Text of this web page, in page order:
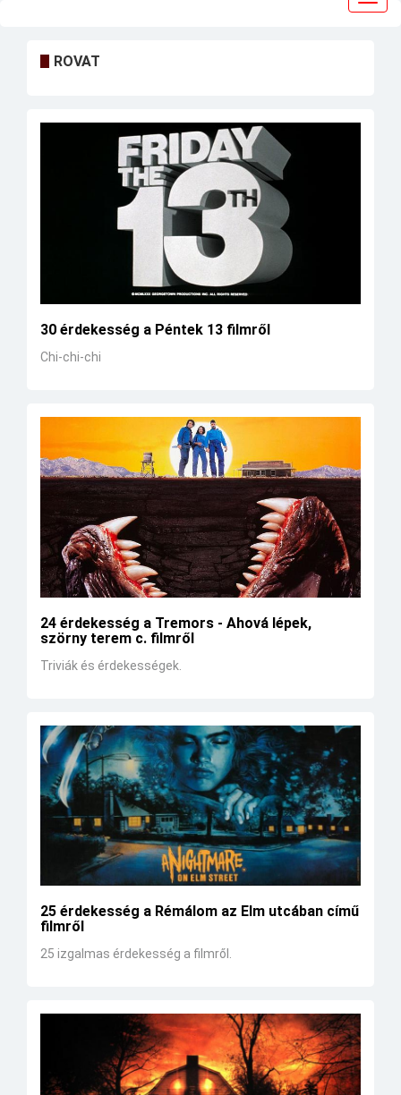
ROVAT
30 érdekesség a Péntek 13 filmről
Chi-chi-chi
24 érdekesség a Tremors - Ahová lépek,
szörny terem c. filmről
Triviák és érdekességek.
25 érdekesség a Rémálom az Elm utcában című
filmről
25 izgalmas érdekesség a filmről.